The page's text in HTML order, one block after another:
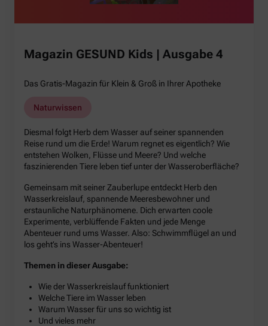
Magazin GESUND Kids | Ausgabe 4
Das Gratis-Magazin für Klein & Groß in Ihrer Apotheke
Naturwissen
Diesmal folgt Herb dem Wasser auf seiner spannenden
Reise rund um die Erde! Warum regnet es eigentlich? Wie
entstehen Wolken, Flüsse und Meere? Und welche
faszinierenden Tiere leben tief unter der Wasseroberfläche?
Gemeinsam mit seiner Zauberlupe entdeckt Herb den
Wasserkreislauf, spannende Meeresbewohner und
erstaunliche Naturphänomene. Dich erwarten coole
Experimente, verblüffende Fakten und jede Menge
Abenteuer rund ums Wasser. Also: Schwimmflügel an und
los geht’s ins Wasser-Abenteuer!
Themen in dieser Ausgabe:
Wie der Wasserkreislauf funktioniert
Welche Tiere im Wasser leben
Warum Wasser für uns so wichtig ist
Und vieles mehr